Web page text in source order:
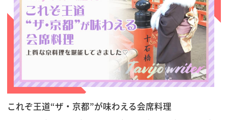
これぞ王道“ザ・京都”が味わえる会席料理